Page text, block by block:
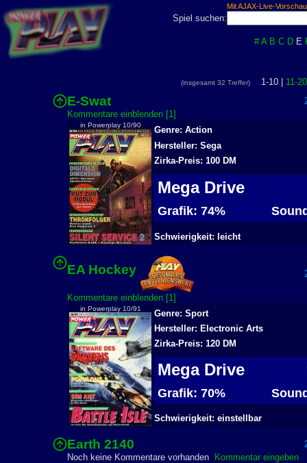
Mit AJAX-Live-
Spiel suchen:
# A B C D E
(insgesamt 32 Treffer) 1-10 | 11-20
E-Swat
Kommentare einblenden [1]
in Powerplay 10/90
Genre: Action
Hersteller: Sega
Zirka-Preis: 100 DM
Mega Drive
Grafik: 74%
Schwierigkeit: leicht
EA Hockey
Kommentare einblenden [1]
in Powerplay 10/91
Genre: Sport
Hersteller: Electronic Arts
Zirka-Preis: 120 DM
Mega Drive
Grafik: 70%
Schwierigkeit: einstellbar
Earth 2140
Noch keine Kommentare vorhanden
Kommentar eingeben